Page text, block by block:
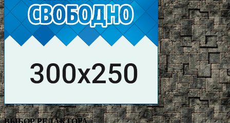
ВЫБОР РЕДАКТОРА